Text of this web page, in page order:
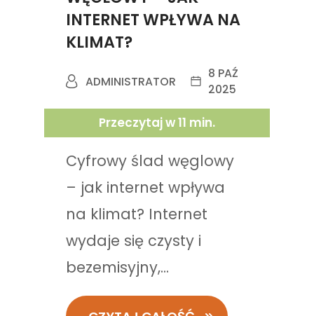
INTERNET WPŁYWA NA
KLIMAT?
ADMINISTRATOR
8 PAŹ
2025
Przeczytaj w11 min.
Cyfrowy ślad węglowy
– jak internet wpływa
na klimat? Internet
wydaje się czysty i
bezemisyjny,...